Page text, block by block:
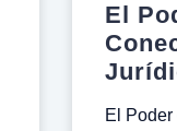
El
El